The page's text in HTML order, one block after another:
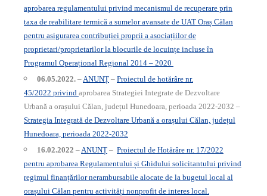
aprobarea regulamentului privind mecanismul de recuperare prin
taxa de reabilitare termică a sumelor avansate de UAT Oraș Călan
pentru asigurarea contribuției proprii a asociațiilor de
proprietari/proprietarilor la blocurile de locuințe incluse în
Programul Operațional Regional 2014 – 2020
06.05.2022. –ANUNȚ – Proiectul de hotărâre nr.
45/2022 privind aprobarea Strategiei Integrate de Dezvoltare
Urbană a orașului Călan, județul Hunedoara, perioada 2022-2032 –
Strategia Integrată de Dezvoltare Urbană a orașului Călan, județul
Hunedoara, perioada 2022-2032
16.02.2022 –ANUNȚ – Proiectul de Hotărâre nr. 17/2022
pentru aprobarea Regulamentului și Ghidului solicitantului privind
regimul finanțărilor nerambursabile alocate de la bugetul local al
orașului Călan pentru activități nonprofit de interes local.